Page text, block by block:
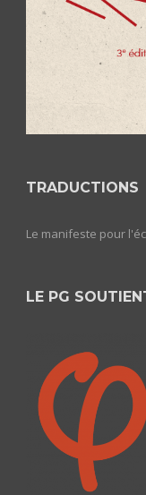
TRADUCTIONS
Le manifeste pour
LE PG